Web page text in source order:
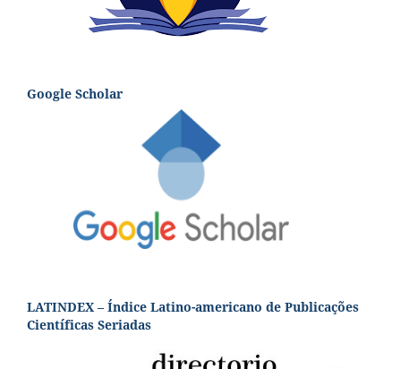
Google Scholar
LATINDEX – Índice Latino-americano de Publicações
Científicas Seriadas